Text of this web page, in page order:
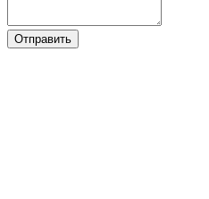
Отправить